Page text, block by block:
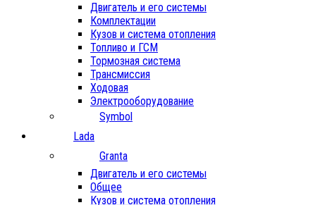
Двигатель и его системы
Комплектации
Кузов и система отопления
Топливо и ГСМ
Тормозная система
Трансмиссия
Ходовая
Электрооборудование
Symbol
Lada
Granta
Двигатель и его системы
Общее
Кузов и система отопления